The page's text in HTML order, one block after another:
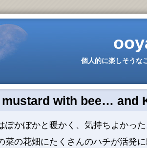
個人的に楽しそうな
with bee… and
ぽかぽかと暖かく、気持ちよかっ
菜の花畑にたくさんのハチが活発